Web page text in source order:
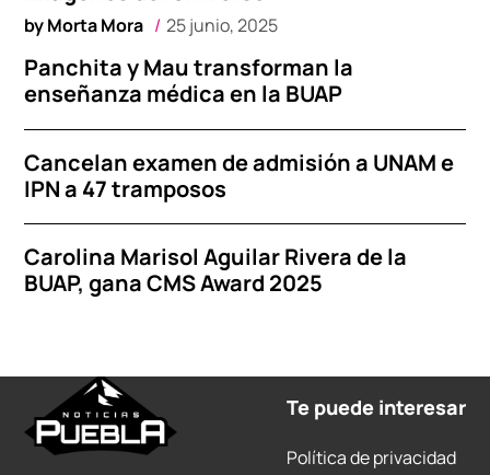
byMorta Mora 25 junio, 2025
Panchita y Mau transforman la
enseñanza médica en la BUAP
Cancelan examen de admisión a UNAM e
IPN a 47 tramposos
Carolina Marisol Aguilar Rivera de la
BUAP, gana CMS Award 2025
Te puede interesar
Política de privacidad